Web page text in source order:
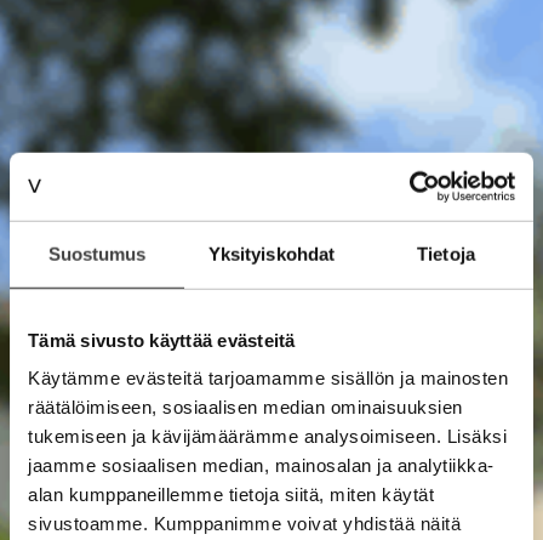
Suostumus Yksityiskohdat Tietoja
Tämä sivusto käyttää evästeitä
Käytämme evästeitä tarjoamamme sisällön ja mainosten
räätälöimiseen, sosiaalisen median ominaisuuksien
tukemiseen ja kävijämäärämme analysoimiseen. Lisäksi
jaamme sosiaalisen median, mainosalan ja analytiikka-
alan kumppaneillemme tietoja siitä, miten käytät
sivustoamme. Kumppanimme voivat yhdistää näitä